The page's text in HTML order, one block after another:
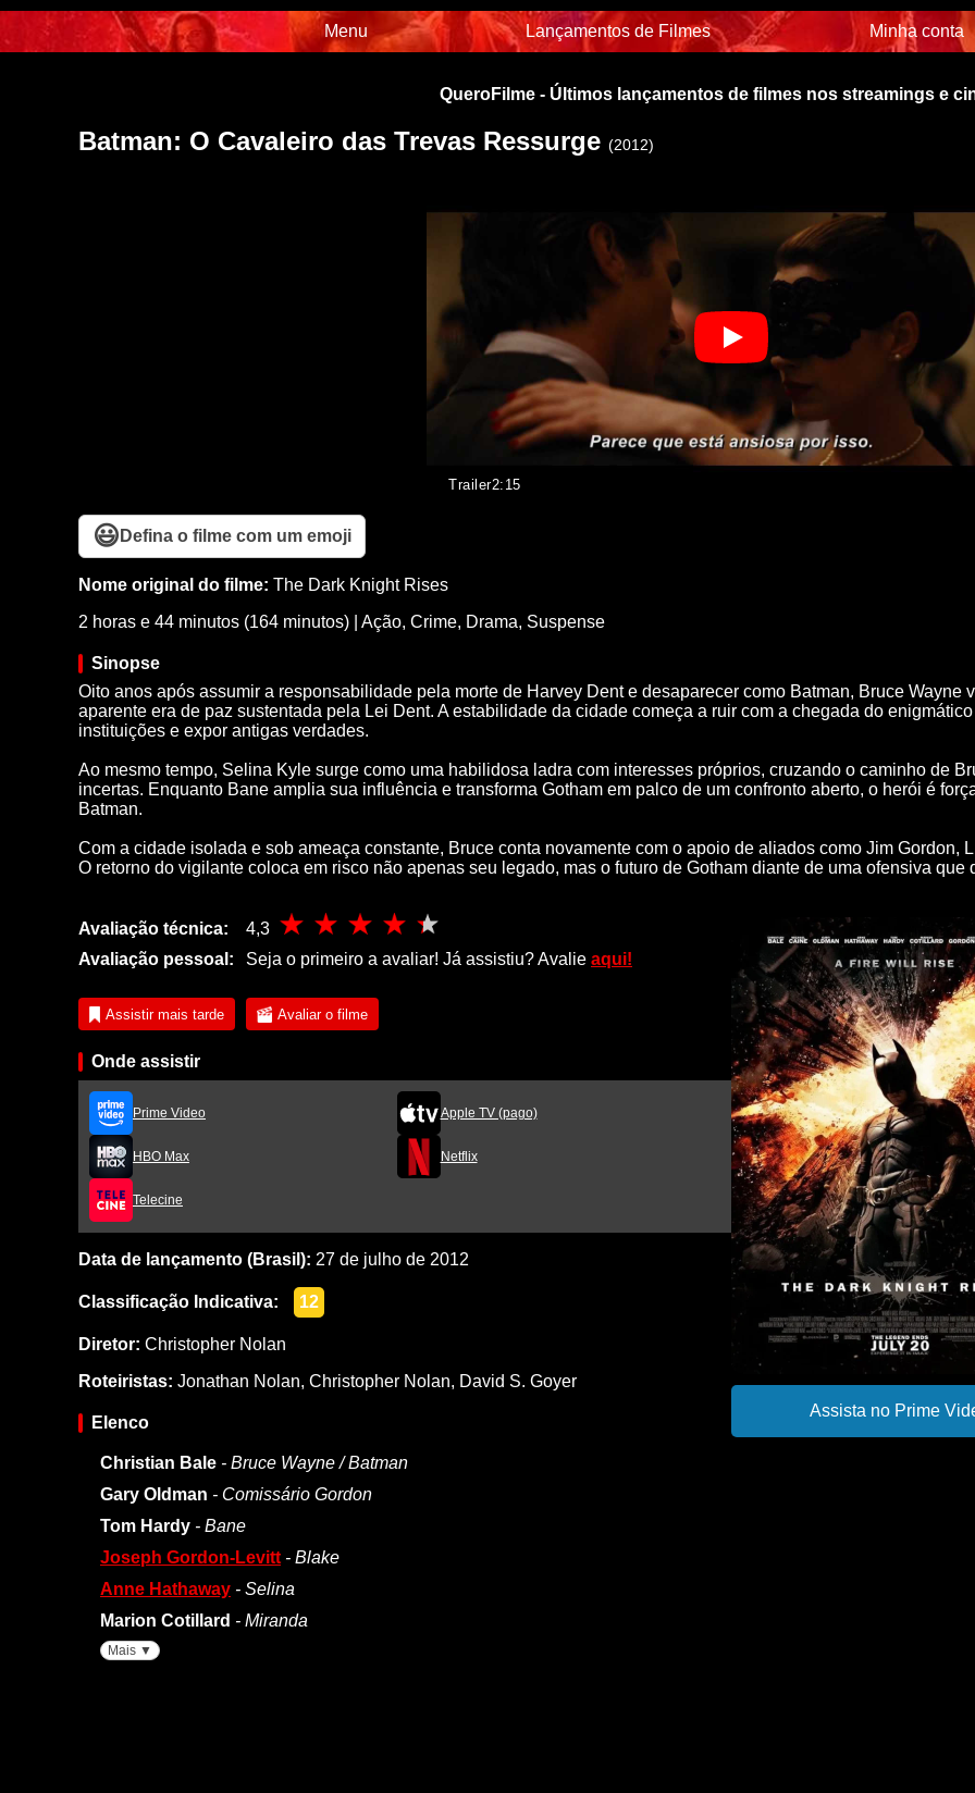
Menu Lançamentos de Filmes Minha conta
QueroFilme - Últimos lançamentos de filmes nos streamings e
Batman: O Cavaleiro das Trevas Ressurge (2012)
Trailer2:15
😃 Defina o filme com um emoji
Nome original do filme: The Dark Knight Rises
2 horas e 44 minutos (164 minutos)
Ação, Crime, Drama, Suspense
Sinopse
Oito anos após assumir a responsabilidade pela morte de Harvey Dent e desaparecer como Batman, Bruce Wayne
aparente era de paz sustentada pela Lei Dent. A estabilidade da cidade começa a ruir com a chegada do
instituições e expor antigas verdades.
Ao mesmo tempo, Selina Kyle surge como uma habilidosa ladra com interesses próprios, cruzando o caminho de
incertas. Enquanto Bane amplia sua influência e transforma Gotham em palco de um confronto aberto, o herói é
Batman.
Com a cidade isolada e sob ameaça constante, Bruce conta novamente com o apoio de aliados como Jim Gordon,
O retorno do vigilante coloca em risco não apenas seu legado, mas o futuro de Gotham diante de uma ofensiva
Avaliação técnica:
4,3
Avaliação pessoal:
Seja o primeiro a avaliar! Já assistiu? Avalie aqui!
Assistir mais tarde Avaliar o filme
Onde assistir
Prime Video Apple TV (pago)
HBO Max Netflix
Telecine
Data de lançamento (Brasil): 27 de julho de 2012
Classificação Indicativa: 12
Diretor: Christopher Nolan
Roteiristas: Jonathan Nolan, Christopher Nolan, David S. Goyer
Elenco
Christian Bale - Bruce Wayne / Batman
Gary Oldman - Comissário Gordon
Tom Hardy - Bane
Joseph Gordon-Levitt - Blake
Anne Hathaway - Selina
Marion Cotillard - Miranda
Mais ▼
Assista no Prime